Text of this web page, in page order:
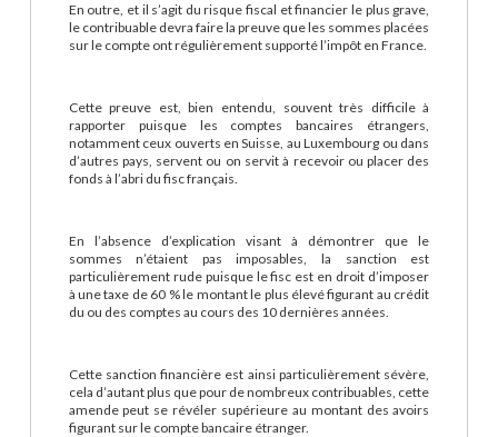
En outre, et il s’agit du risque fiscal et financier le plus grave,
le contribuable devra faire la preuve que les sommes placées
sur le compte ont régulièrement supporté l’impôt en France.
Cette preuve est, bien entendu, souvent très difficile à
rapporter puisque les comptes bancaires étrangers,
notamment ceux ouverts en Suisse, au Luxembourg ou dans
d’autres pays, servent ou on servit à recevoir ou placer des
fonds à l’abri du fisc français.
En l’absence d’explication visant à démontrer que le
sommes n’étaient pas imposables, la sanction est
particulièrement rude puisque le fisc est en droit d’imposer
à une taxe de 60 % le montant le plus élevé figurant au crédit
du ou des comptes au cours des 10 dernières années.
Cette sanction financière est ainsi particulièrement sévère,
cela d’autant plus que pour de nombreux contribuables, cette
amende peut se révéler supérieure au montant des avoirs
figurant sur le compte bancaire étranger.